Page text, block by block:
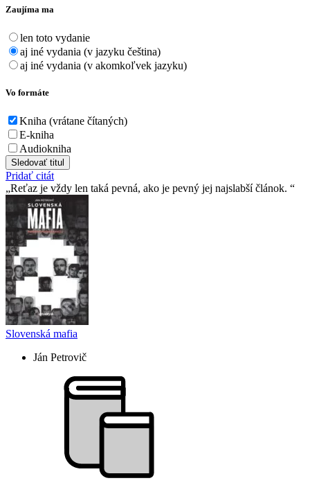
Zaujíma ma
len toto vydanie
aj iné vydania (v jazyku čeština)
aj iné vydania (v akomkoľvek jazyku)
Vo formáte
Kniha (vrátane čítaných)
E-kniha
Audiokniha
Sledovať titul
Pridať citát
Reťaz je vždy len taká pevná, ako je pevný jej najslabší­ článok.
Slovenská mafia
Ján Petrovič